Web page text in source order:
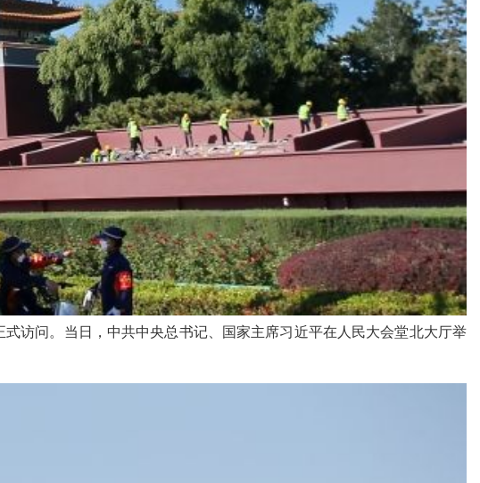
访问。当日，中共中央总书记、国家主席习近平在人民大会堂北大厅举